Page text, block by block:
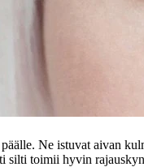
Ne istuvat aivan
toimii hyvin